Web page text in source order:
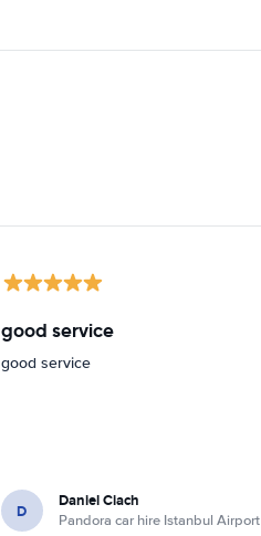
good service
good service
D Daniel Ciach
Pandora car hire Istanbul Airport